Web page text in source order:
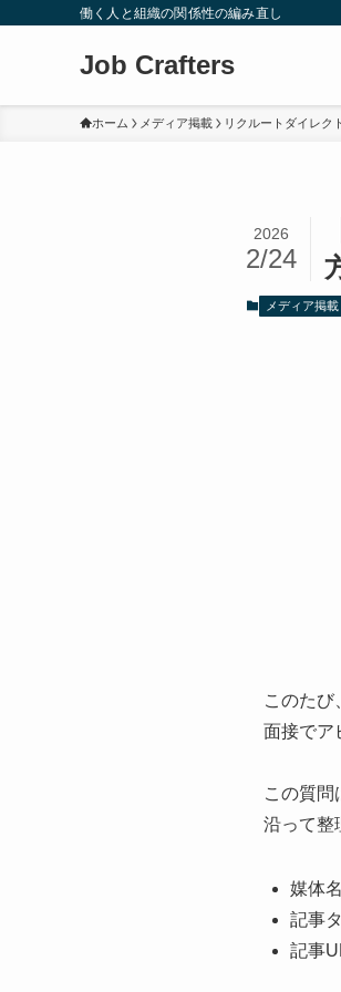
働く人と組織の関係性の編み直し
Job Crafters
ホーム メディア掲載 リクルートダイレク
2026
2/24
メディア掲載
このたび
面接でア
この質問
沿って整
媒体
記事
記事